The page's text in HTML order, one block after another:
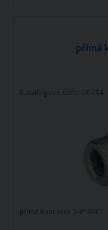
přímá
Katalogové číslo: 06714
přímá koncovka 3/4"-3/4"